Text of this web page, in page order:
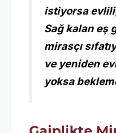
istiyorsa
Sağ kalan eş
mirasçı
ve yeniden
yoksa